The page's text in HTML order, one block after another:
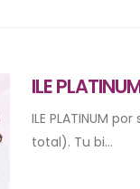
ILE
ILE PLATINUM
total). Tu bi...